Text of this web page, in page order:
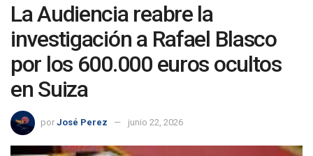
La Audiencia reabre la
investigación a Rafael Blasco
por los 600.000 euros ocultos
en Suiza
por José Perez junio 22, 2026